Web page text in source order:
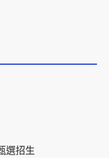
選招生